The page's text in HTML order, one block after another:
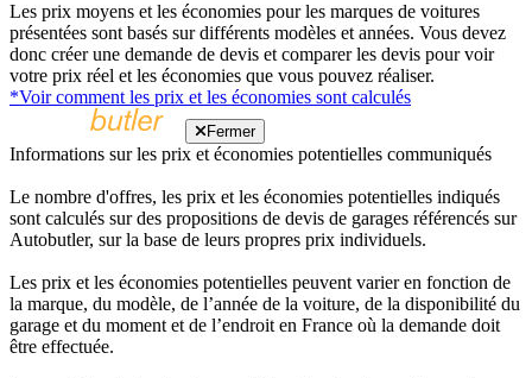
Les prix moyens et les économies pour les marques de voitures
présentées sont basés sur différents modèles et années. Vous devez
donc créer une demande de devis et comparer les devis pour voir
votre prix réel et les économies que vous pouvez réaliser.
*Voir comment les prix et les économies sont calculés
Fermer
Informations sur les prix et économies potentielles communiqués
Le nombre d'offres, les prix et les économies potentielles indiqués
sont calculés sur des propositions de devis de garages référencés sur
Autobutler, sur la base de leurs propres prix individuels.
Les prix et les économies potentielles peuvent varier en fonction de
la marque, du modèle, de l’année de la voiture, de la disponibilité du
garage et du moment et de l’endroit en France où la demande doit
être effectuée.